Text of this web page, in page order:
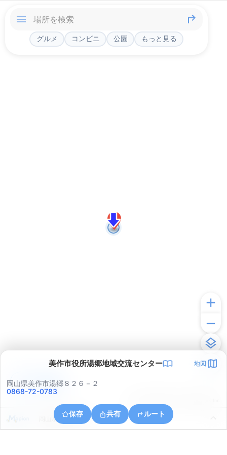
グルメ コンビニ 公園 もっと見る
美作市役所湯郷地域交流センター 地図
岡山県美作市湯郷８２６－２
0868-72-0783
保存 共有 ルート
岡山県美作市中山
アプリで見る